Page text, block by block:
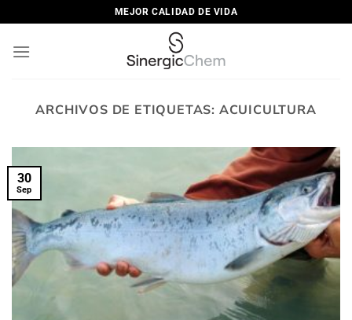
al
contenido
MEJOR CALIDAD DE VIDA
ARCHIVOS DE ETIQUETAS: ACUICULTURA
30
Sep